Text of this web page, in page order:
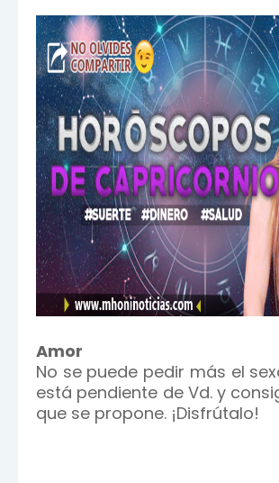
Amor
No se puede pedir más el
está pendiente de Vd. y
que se propone. ¡Disfrútalo!